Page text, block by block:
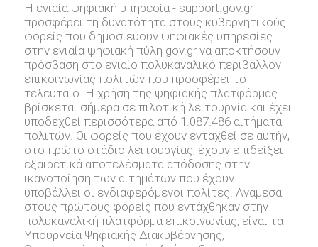
Η ενιαία ψηφιακή υπηρεσία - support.gov.gr
προσφέρει τη δυνατότητα στους κυβερνητικούς
φορείς που δημοσιεύουν ψηφιακές υπηρεσίες
στην ενιαία ψηφιακή πύλη gov.gr να αποκτήσουν
πρόσβαση στο ενιαίο πολυκαναλικό περιβάλλον
επικοινωνίας πολιτών που προσφέρει το
τελευταίο. Η χρήση της ψηφιακής πλατφόρμας
βρίσκεται σήμερα σε πιλοτική λειτουργία και έχει
υποδεχθεί περισσότερα από 1.087.486 αιτήματα
πολιτών. Οι φορείς που έχουν ενταχθεί σε αυτήν,
στο πρώτο στάδιο λειτουργίας, έχουν επιδείξει
εξαιρετικά αποτελέσματα απόδοσης στην
ικανοποίηση των αιτημάτων που έχουν
υποβάλλει οι ενδιαφερόμενοι πολίτες. Ανάμεσα
στους πρώτους φορείς που εντάχθηκαν στην
πολυκαναλική πλατφόρμα επικοινωνίας, είναι τα
Υπουργεία Ψηφιακής Διακυβέρνησης,